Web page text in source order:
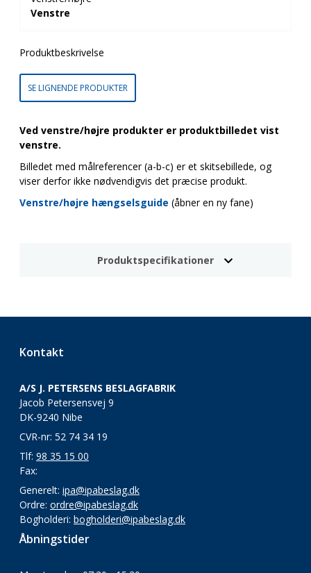
Venstre
Produktbeskrivelse
SE LIGNENDE PRODUKTER
Ved venstre/højre produkter er produktbilledet vist
venstre.
Billedet med målreferencer (a-b-c) er et skitsebillede, og
viser derfor ikke nødvendigvis det præcise produkt.
Venstre/højre hængselsguide (åbner en ny fane)
Produktspecifikationer
Kontakt
A/S J. PETERSENS BESLAGFABRIK
Jacob Petersensvej 9
DK-9240 Nibe
CVR-nr: 52 74 34 19
Tlf: 98 35 15 00
Fax:
Generelt: ipa@ipabeslag.dk
Ordre: ordre@ipabeslag.dk
Bogholderi: bogholderi@ipabeslag.dk
Åbningstider